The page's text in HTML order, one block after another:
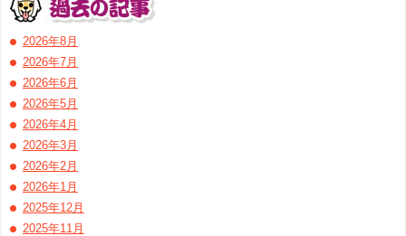
2026年8月
2026年7月
2026年6月
2026年5月
2026年4月
2026年3月
2026年2月
2026年1月
2025年12月
2025年11月